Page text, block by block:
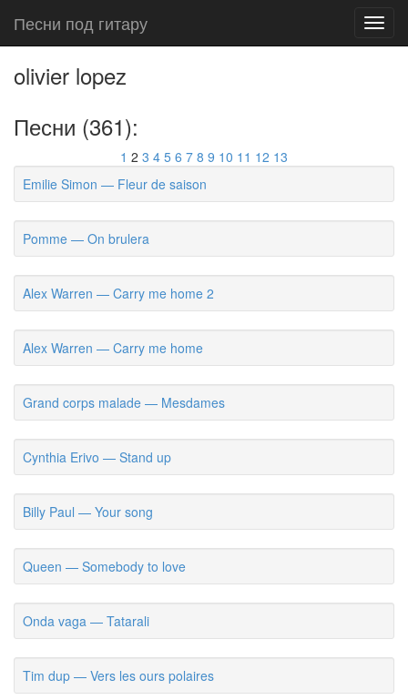
Песни под гитару
olivier lopez
Песни (361):
1 2 3 4 5 6 7 8 9 10 11 12 13
Emilie Simon — Fleur de saison
Pomme — On brulera
Alex Warren — Carry me home 2
Alex Warren — Carry me home
Grand corps malade — Mesdames
Cynthia Erivo — Stand up
Billy Paul — Your song
Queen — Somebody to love
Onda vaga — Tatarali
Tim dup — Vers les ours polaires